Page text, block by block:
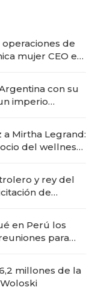
de
mujer CEO en
con su
imperio
Mirtha Legrand:
del wellness
y rey del
de
en Perú los
para
millones de la